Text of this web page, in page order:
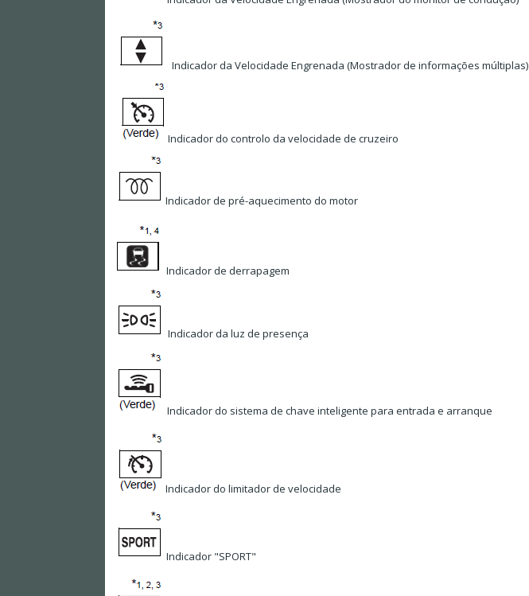
Indicador da Velocidade Engrenada (Mostrador de informações múltiplas)
Indicador do controlo da velocidade de cruzeiro
Indicador de pré-aquecimento do motor
Indicador de derrapagem
Indicador da luz de presença
Indicador do sistema de chave inteligente para entrada e arranque
Indicador do limitador de velocidade
Indicador "SPORT"